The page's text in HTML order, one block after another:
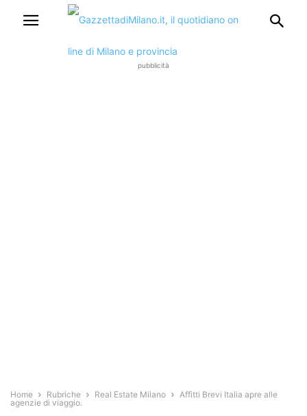
pubblicità
Home Rubriche Real Estate Milano
Affitti Brevi Italia apre alle
agenzie di viaggio.